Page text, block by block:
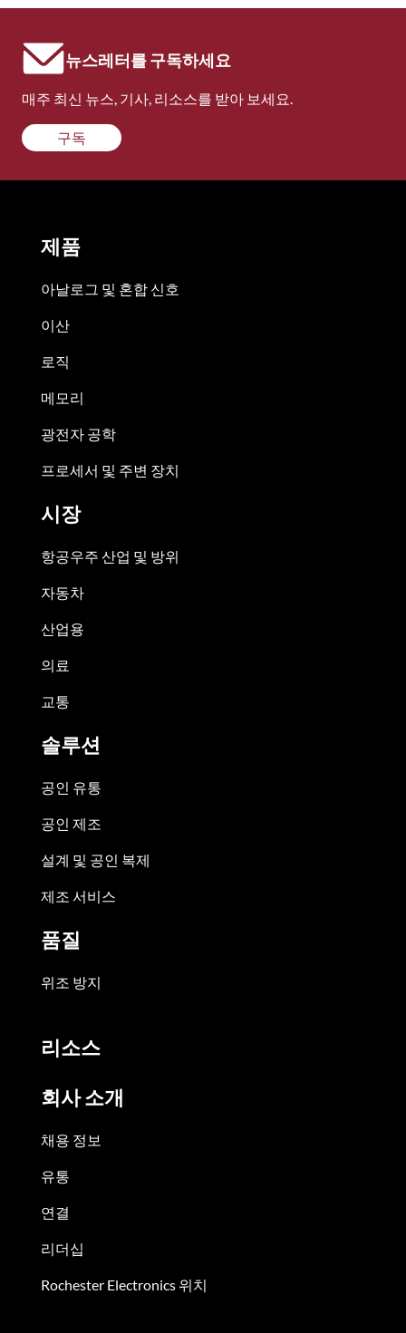
뉴스레터를 구독하세요
매주 최신 뉴스, 기사, 리소스를 받아 보세요.
구독
제품
아날로그 및 혼합 신호
이산
로직
메모리
광전자 공학
프로세서 및 주변 장치
시장
항공우주 산업 및 방위
자동차
산업용
의료
교통
솔루션
공인 유통
공인 제조
설계 및 공인 복제
제조 서비스
품질
위조 방지
리소스
회사 소개
채용 정보
유통
연결
리더십
Rochester Electronics 위치